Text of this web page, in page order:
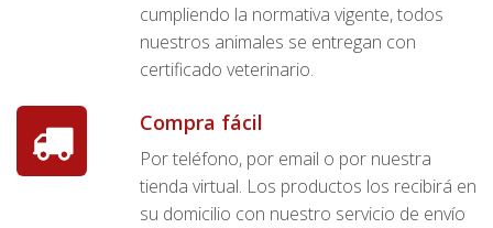
cumpliendo la normativa vigente, todos
nuestros animales se entregan con
certificado veterinario.
Compra fácil
Por teléfono, por email o por nuestra
tienda virtual. Los productos los recibirá en
su domicilio con nuestro servicio de envío